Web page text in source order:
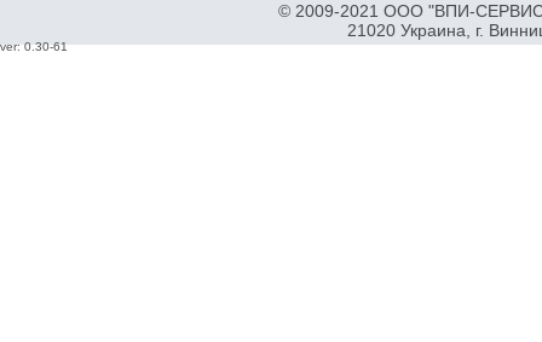
© 2009-2021 ООО "ВПИ-
21020 Украина, г.
ver: 0.30-61